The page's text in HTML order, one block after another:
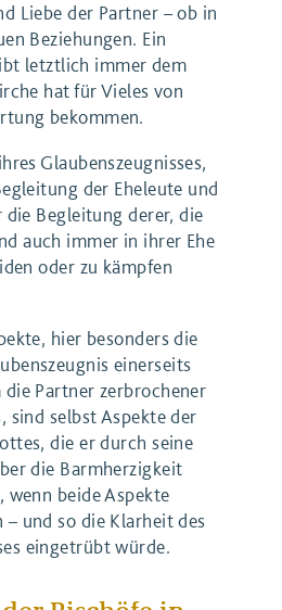
Liebe der Partner – ob in
Beziehungen. Ein
letztlich immer dem
hat für Vieles von
bekommen.
Glaubenszeugnisses,
der Eheleute und
Begleitung derer, die
auch immer in ihrer Ehe
oder zu kämpfen
hier besonders die
einerseits
Partner zerbrochener
sind selbst Aspekte der
die er durch seine
die Barmherzigkeit
beide Aspekte
und so die Klarheit des
eingetrübt würde.